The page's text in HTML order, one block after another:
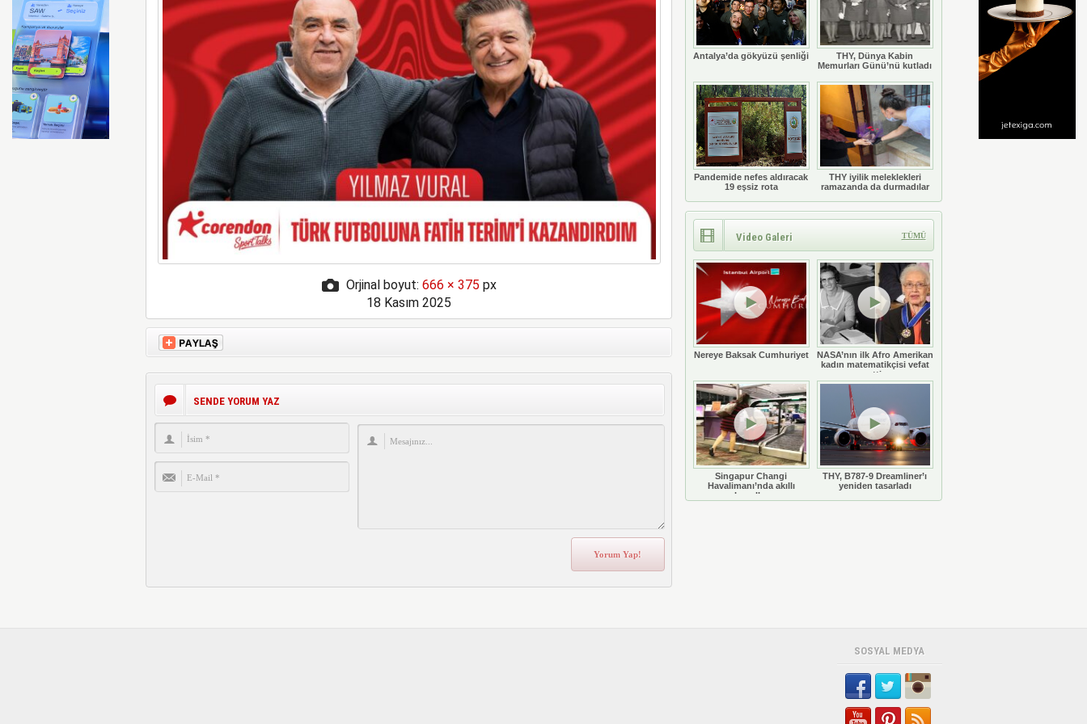
Rusya’da sahile İHA düştü ölü ve yaralılar var
Orjinal boyut: 666 × 375 px
18 Kasım 2025
SENDE YORUM YAZ
Antalya’da gökyüzü şenliği
THY, Dünya Kabin
Memurları Günü’nü kutladı
Pandemide nefes aldıracak
19 eşsiz rota
THY iyilik meleklekleri
ramazanda da durmadılar
Video Galeri TÜMÜ
Nereye Baksak Cumhuriyet
NASA’nın ilk Afro Amerikan
kadın matematikçisi vefat
etti
Singapur Changi
Havalimanı’nda akıllı
bavullar
THY, B787-9 Dreamliner’ı
yeniden tasarladı
SOSYAL MEDYA